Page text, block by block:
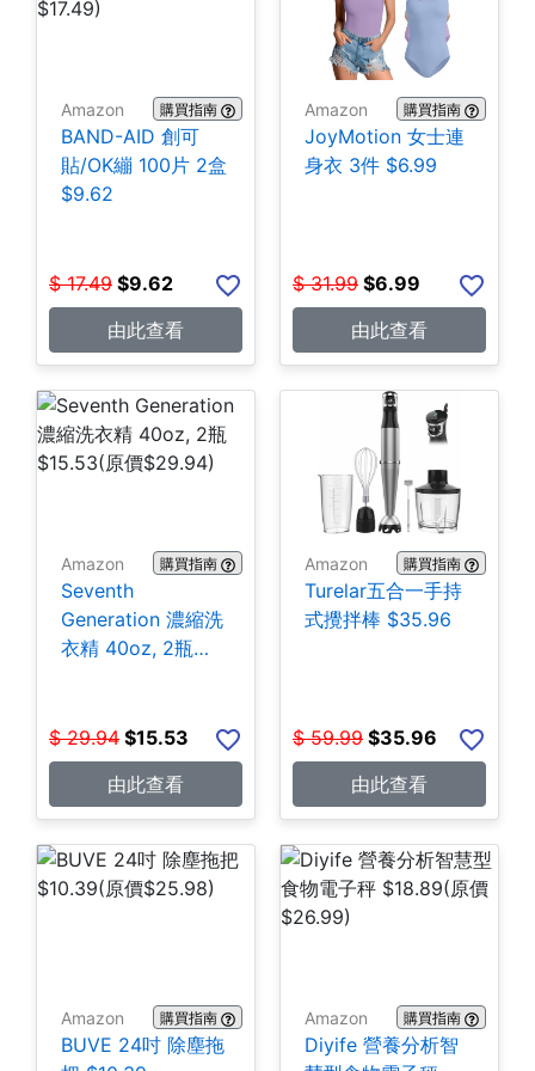
Amazon 購買指南
BAND-AID 創可
貼/OK繃 100片 2盒
$9.62
$ 17.49 $9.62
由此查看
Amazon 購買指南
JoyMotion 女士連
身衣 3件 $6.99
$ 31.99 $6.99
由此查看
Amazon 購買指南
Seventh
Generation 濃縮洗
衣精 40oz, 2瓶
$ 29.94 $15.53
由此查看
Amazon 購買指南
Turelar五合一手持
式攪拌棒 $35.96
$ 59.99 $35.96
由此查看
Amazon 購買指南
BUVE 24吋 除塵拖
Amazon 購買指南
Diyife 營養分析智